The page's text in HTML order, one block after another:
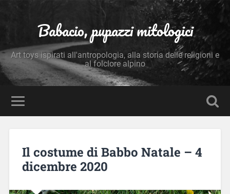
Babacio, pupazzi mitologici
Art toys ispirati all'antropologia, alla storia delle religioni e
al folclore alpino
Il costume di Babbo Natale – 4
dicembre 2020